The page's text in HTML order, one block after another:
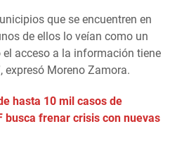
que se encuentren en
de ellos lo veían como un
acceso a la información tiene
expresó Moreno Zamora.
hasta 10 mil casos de
busca frenar crisis con nuevas